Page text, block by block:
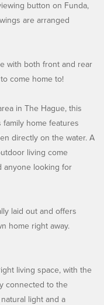
button on Funda,
are arranged
with both front and rear
come home to!
in The Hague, this
home features
directly on the water. A
living come
anyone looking for
laid out and offers
home right away.
living space, with the
connected to the
light and a